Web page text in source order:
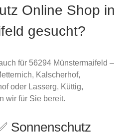
Online Shop in
gesucht?
für 56294 Münstermaifeld –
Kalscherhof,
oder Lasserg, Küttig,
wir für Sie bereit.
Sonnenschutz